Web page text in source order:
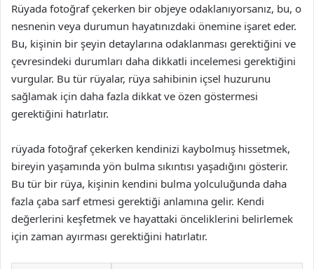
Rüyada fotoğraf çekerken bir objeye odaklanıyorsanız, bu, o
nesnenin veya durumun hayatınızdaki önemine işaret eder.
Bu, kişinin bir şeyin detaylarına odaklanması gerektiğini ve
çevresindeki durumları daha dikkatli incelemesi gerektiğini
vurgular. Bu tür rüyalar, rüya sahibinin içsel huzurunu
sağlamak için daha fazla dikkat ve özen göstermesi
gerektiğini hatırlatır.
rüyada fotoğraf çekerken kendinizi kaybolmuş hissetmek,
bireyin yaşamında yön bulma sıkıntısı yaşadığını gösterir.
Bu tür bir rüya, kişinin kendini bulma yolculuğunda daha
fazla çaba sarf etmesi gerektiği anlamına gelir. Kendi
değerlerini keşfetmek ve hayattaki önceliklerini belirlemek
için zaman ayırması gerektiğini hatırlatır.